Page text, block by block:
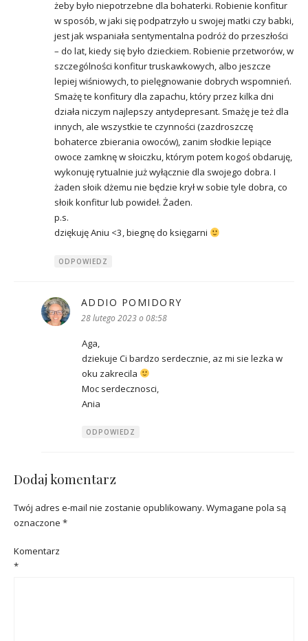
żeby było niepotrzebne dla bohaterki. Robienie konfitur
w sposób, w jaki się podpatrzyło u swojej matki czy babki,
jest jak wspaniała sentymentalna podróż do przeszłości
– do lat, kiedy się było dzieckiem. Robienie przetworów, w
szczególności konfitur truskawkowych, albo jeszcze
lepiej wiśniowych, to pielęgnowanie dobrych wspomnień.
Smażę te konfitury dla zapachu, który przez kilka dni
działa niczym najlepszy antydepresant. Smażę je też dla
innych, ale wszystkie te czynności (zazdroszczę
bohaterce zbierania owoców), zanim słodkie lepiące
owoce zamknę w słoiczku, którym potem kogoś obdaruję,
wykonuję rytualnie już wyłącznie dla swojego dobra. I
żaden słoik dżemu nie będzie krył w sobie tyle dobra, co
słoik konfitur lub powideł. Żaden.
p.s.
dziękuję Aniu <3, biegnę do księgarni
ODPOWIEDZ
ADDIO POMIDORY
28 lutego 2023 o 08:58
Aga,
dziekuje Ci bardzo serdecznie, az mi sie lezka w
oku zakrecila
Moc serdecznosci,
Ania
ODPOWIEDZ
Dodaj komentarz
Twój adres e-mail nie zostanie opublikowany. Wymagane pola są
oznaczone *
Komentarz
*